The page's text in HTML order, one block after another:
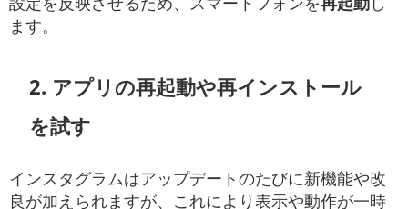
ます。
2. アプリの再起動や再インストール
を試す
インスタグラムはアップデートのたびに新機能や改
良が加えられますが、これにより表示や動作が一時